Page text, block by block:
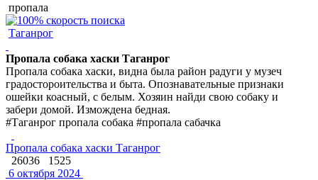
пропала
Таганрог
Пропала собака хаски Таганрог
Пропала собака хаски, видна была район радуги у музеч
градостороительства и быта. Опознавательные признаки
ошейки коасный, с белым. Хозяин найди свою собаку и
забери домой. Измождена бедная.
#Таганрог пропала собака #пропала сабачка
Пропала собака хаски Таганрог
26036
1525
6 октября 2024